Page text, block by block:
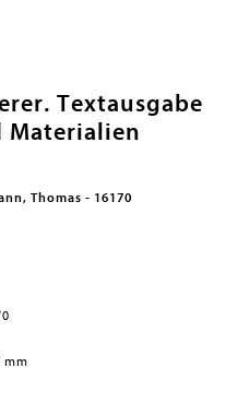
Textausgabe
Materialien
Thomas - 16170
mm